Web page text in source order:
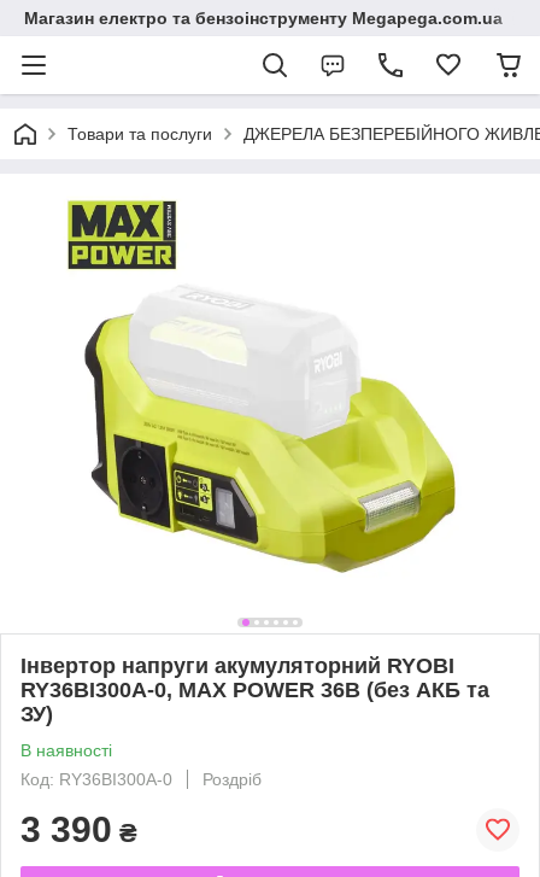
Магазин електро та бензоінструменту Megapega.com.ua
Товари та послуги ДЖЕРЕЛА БЕЗПЕРЕБІЙНОГО
Інвертор напруги акумуляторний RYOBI
RY36BI300A-0, MAX POWER 36В (без АКБ та
ЗУ)
В наявності
Код: RY36BI300A-0
Роздріб
3 390 ₴